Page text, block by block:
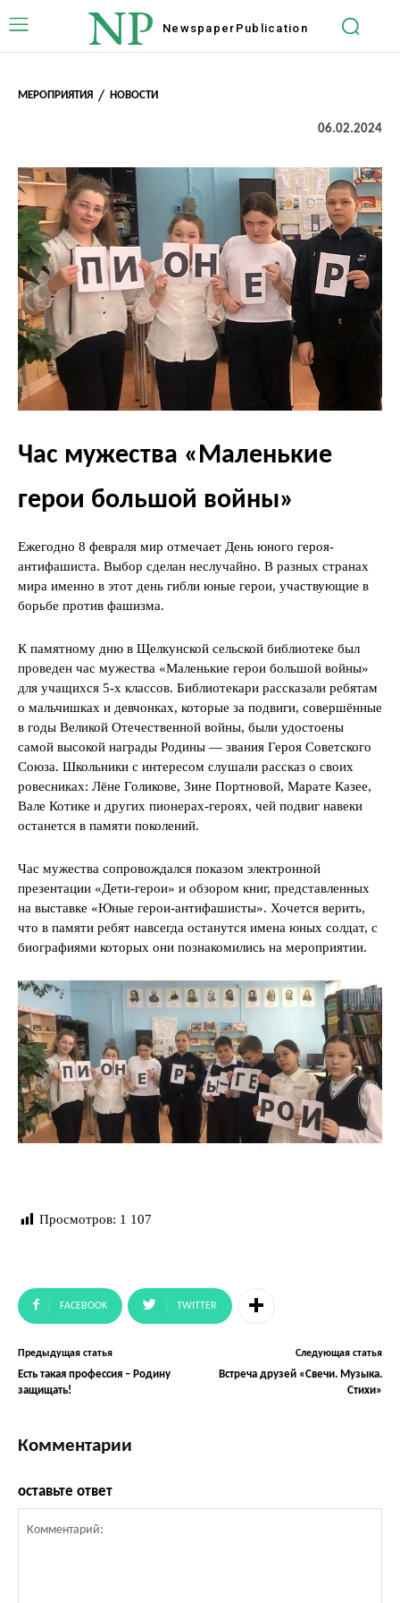
NP Newspaper Publication
МЕРОПРИЯТИЯ НОВОСТИ
06.02.2024
Час мужества «Маленькие
герои большой войны»
Ежегодно 8 февраля мир отмечает День юного героя-
антифашиста. Выбор сделан неслучайно. В разных странах
мира именно в этот день гибли юные герои, участвующие в
борьбе против фашизма.
К памятному дню в Щелкунской сельской библиотеке был
проведен час мужества «Маленькие герои большой войны»
для учащихся 5-х классов. Библиотекари рассказали ребятам
о мальчишках и девчонках, которые за подвиги, совершённые
в годы Великой Отечественной войны, были удостоены
самой высокой награды Родины — звания Героя Советского
Союза. Школьники с интересом слушали рассказ о своих
ровесниках: Лёне Голикове, Зине Портновой, Марате Казее,
Вале Котике и других пионерах-героях, чей подвиг навеки
останется в памяти поколений.
Час мужества сопровождался показом электронной
презентации «Дети-герои» и обзором книг, представленных
на выставке «Юные герои-антифашисты». Хочется верить,
что в памяти ребят навсегда останутся имена юных солдат, с
биографиями которых они познакомились на мероприятии.
Просмотров: 1 107
FACEBOOK TWITTER
Предыдущая статья
Есть такая профессия – Родину
защищать!
Следующая статья
Встреча друзей «Свечи. Музыка.
Стихи»
Комментарии
оставьте ответ